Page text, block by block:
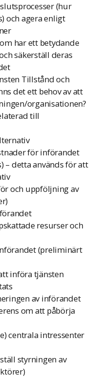
(hur
och agera enligt
har ett betydande
säkerställ deras
Tillstånd och
det ett behov av att
organisationen?
till
för införandet
– detta används för att
och uppföljning av
resurser och
(preliminärt
införa tjänsten
av införandet
om att påbörja
centrala intressenter
styrningen av